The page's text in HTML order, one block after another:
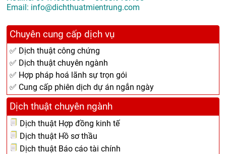
Email: info@dichthuatmientrung.com
Chuyên cung cấp dịch vụ
✅ Dịch thuật công chứng
✅ Dịch thuật chuyên ngành
✅ Hợp pháp hoá lãnh sự trọn gói
✅ Cung cấp phiên dịch dự án ngắn ngày
Dịch thuật chuyên ngành
Dịch thuật Hợp đồng kinh tế
Dịch thuật Hồ sơ thầu
Dịch thuật Báo cáo tài chính